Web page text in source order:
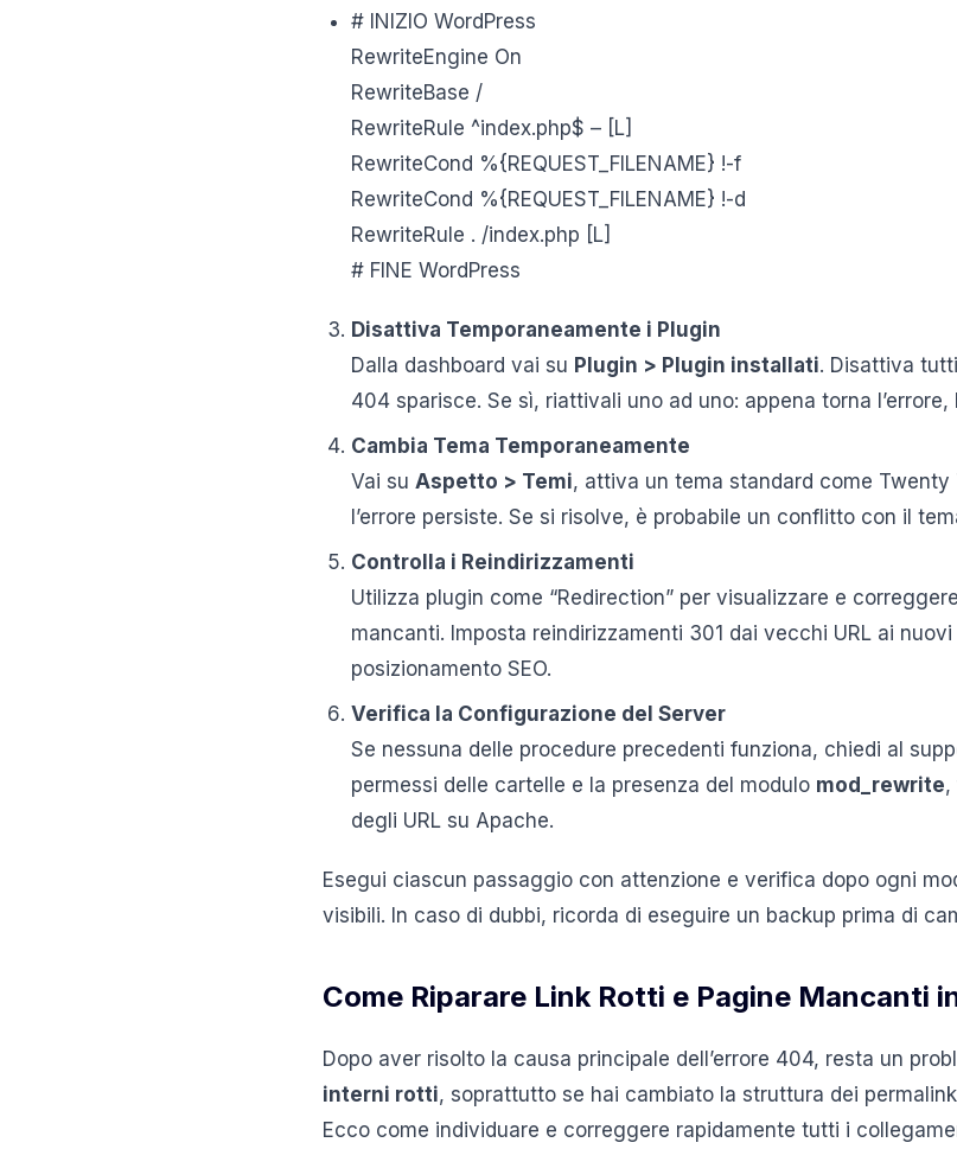
# INIZIO WordPress
RewriteEngine On
RewriteBase /
RewriteRule ^index.php$ – [L]
RewriteCond %{REQUEST_FILENAME} !-f
RewriteCond %{REQUEST_FILENAME} !-d
RewriteRule . /index.php [L]
# FINE WordPress
Disattiva Temporaneamente i Plugin
Dalla dashboard vai su Plugin > Plugin installati. Disattiva
404 sparisce. Se sì, riattivali uno ad uno: appena torna
Cambia Tema Temporaneamente
Vai su Aspetto > Temi, attiva un tema standard come
l’errore persiste. Se si risolve, è probabile un conflitto con il
Controlla i Reindirizzamenti
Utilizza plugin come “Redirection” per visualizzare e
mancanti. Imposta reindirizzamenti 301 dai vecchi URL ai
posizionamento SEO.
Verifica la Configurazione del Server
Se nessuna delle procedure precedenti funziona, chiedi al
permessi delle cartelle e la presenza del modulo mod_rewrite,
degli URL su Apache.
Esegui ciascun passaggio con attenzione e verifica dopo ogni
visibili. In caso di dubbi, ricorda di eseguire un backup prima di
Come Riparare Link Rotti e Pagine Mancanti
Dopo aver risolto la causa principale dell’errore 404, resta un
interni rotti, soprattutto se hai cambiato la struttura dei
Ecco come individuare e correggere rapidamente tutti i